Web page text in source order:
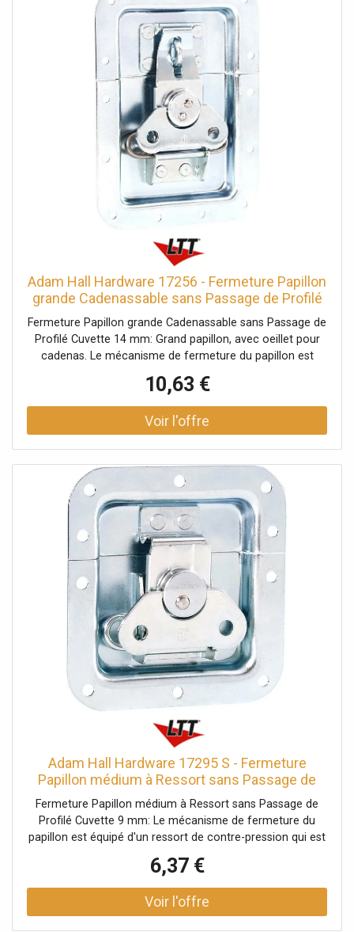
Type cuvette: à passage de profilé, Taille cuvette: moyen,
Profondeur cuvette: 14 mm, Protection par rivets: Non,
avec passage de profilé: Oui, Fonction Push-Flat: Non,
Poids: 0,181 kg
Adam Hall Hardware 17256 - Fermeture Papillon
grande Cadenassable sans Passage de Profilé
Cuvette - Serrures
Fermeture Papillon grande Cadenassable sans Passage de
Profilé Cuvette 14 mm: Grand papillon, avec oeillet pour
cadenas. Le mécanisme de fermeture du papillon est
automatiquement guidé vers l'extérieur dans sa position
d'ouverture d'environ 30º. Si nécessaire, le crochet de
fermeture peut également être déplacé vers l'extérieur.
Données techniques: Type de produit: Systèmes de
Surface: galvanisé, Ø trous de fixation: 5,1 mm,
Verrouillable: avec oeillets pour cadenas, Type cuvette:
non cranté, Taille cuvette: grand, Profondeur cuvette: 14
mm, Protection par rivets: Non, avec passage de profilé:
Non, Fonction Push-Flat: Non, Poids: 0,467 kg
10,63 €
Adam Hall Hardware 17295 S - Fermeture
Papillon médium à Ressort sans Passage de
Profilé - Serrures
Fermeture Papillon médium à Ressort sans Passage de
Profilé Cuvette 9 mm: Le mécanisme de fermeture du
papillon est équipé d'un ressort de contre-pression qui est
d'ouverture d'environ 30º. En cas d'exigences
supplémentaires, le crochet de verrouillage peut
également être déplacé vers l'extérieur. Données
techniques: Type de produit: Systèmes de fermeture,
6,37 €